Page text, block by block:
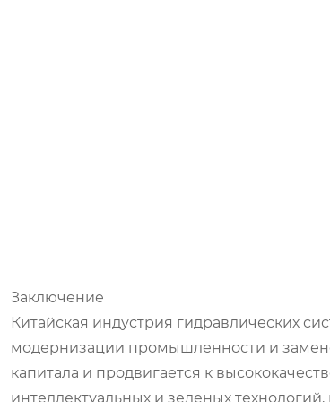
Заключение
Китайская индустрия гидравлических
модернизации промышленности и
капитала и продвигается к
интеллектуальных и зеленых